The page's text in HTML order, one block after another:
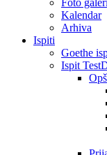
Foto
Kalendar
Arhiva
Ispiti
Goethe
Ispit